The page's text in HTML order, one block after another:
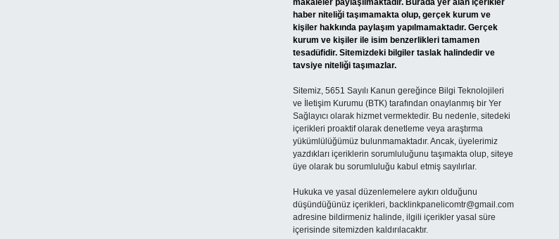
makaleler paylaşılmaktadır. Burada yer alan içerikler
haber niteliği taşımamakta olup, gerçek kurum ve
kişiler hakkında paylaşım yapılmamaktadır. Gerçek
kurum ve kişiler ile isim benzerlikleri tamamen
tesadüfidir. Sitemizdeki bilgiler taslak halindedir ve
tavsiye niteliği taşımazlar.
Sitemiz, 5651 Sayılı Kanun gereğince Bilgi Teknolojileri
ve İletişim Kurumu (BTK) tarafından onaylanmış bir Yer
Sağlayıcı olarak hizmet vermektedir. Bu nedenle, sitedeki
içerikleri proaktif olarak denetleme veya araştırma
yükümlülüğümüz bulunmamaktadır. Ancak, üyelerimiz
yazdıkları içeriklerin sorumluluğunu taşımakta olup, siteye
üye olarak bu sorumluluğu kabul etmiş sayılırlar.
Hukuka ve yasal düzenlemelere aykırı olduğunu
düşündüğünüz içerikleri, backlinkpanelicomtr@gmail.com
adresine bildirmeniz halinde, ilgili içerikler yasal süre
içerisinde sitemizden kaldırılacaktır.